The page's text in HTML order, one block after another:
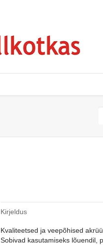
Kirjeldus
Kvaliteetsed ja veepõhised
Sobivad kasutamiseks lõuendil,